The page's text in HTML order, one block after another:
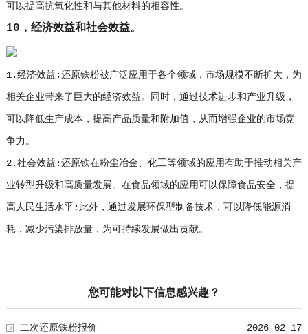
可以提高抗氧化性和与其他材料的相容性。
10，经济效益和社会效益。
1.经济效益:还原铁粉被广泛应用于各个领域，市场规模不断扩大，为
相关企业带来了巨大的经济效益。同时，通过技术进步和产业升级，
可以降低生产成本，提高产品质量和附加值，从而增强企业的市场竞
争力。
2.社会效益:还原铁在粉尘冶金、化工等领域的应用有助于推动相关产
业转型升级和高质量发展。在食品领域的应用可以保障食品安全，提
高人民生活水平;此外，通过发展环保型制备技术，可以降低能源消
耗，减少污染排放量，为可持续发展做出贡献。
您可能对以下信息感兴趣？
2026-02-17
二次还原铁粉报价